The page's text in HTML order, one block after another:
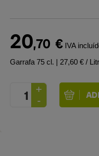
20,70 € IVA
Garrafa 75 cl. | 27,60 € /